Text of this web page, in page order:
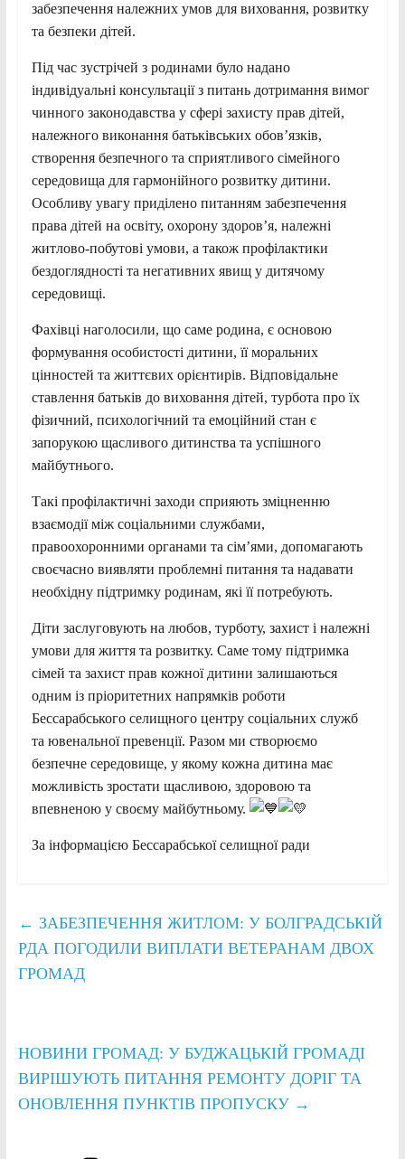
забезпечення належних умов для виховання, розвитку
та безпеки дітей.
Під час зустрічей з родинами було надано
індивідуальні консультації з питань дотримання вимог
чинного законодавства у сфері захисту прав дітей,
належного виконання батьківських обов’язків,
створення безпечного та сприятливого сімейного
середовища для гармонійного розвитку дитини.
Особливу увагу приділено питанням забезпечення
права дітей на освіту, охорону здоров’я, належні
житлово-побутові умови, а також профілактики
бездоглядності та негативних явищ у дитячому
середовищі.
Фахівці наголосили, що саме родина, є основою
формування особистості дитини, її моральних
цінностей та життєвих орієнтирів. Відповідальне
ставлення батьків до виховання дітей, турбота про їх
фізичний, психологічний та емоційний стан є
запорукою щасливого дитинства та успішного
майбутнього.
Такі профілактичні заходи сприяють зміцненню
взаємодії між соціальними службами,
правоохоронними органами та сім’ями, допомагають
своєчасно виявляти проблемні питання та надавати
необхідну підтримку родинам, які її потребують.
Діти заслуговують на любов, турботу, захист і належні
умови для життя та розвитку. Саме тому підтримка
сімей та захист прав кожної дитини залишаються
одним із пріоритетних напрямків роботи
Бессарабського селищного центру соціальних служб
та ювенальної превенції. Разом ми створюємо
безпечне середовище, у якому кожна дитина має
можливість зростати щасливою, здоровою та
впевненою у своєму майбутньому.
За інформацією Бессарабської селищної ради
← ЗАБЕЗПЕЧЕННЯ ЖИТЛОМ: У БОЛГРАДСЬКІЙ
РДА ПОГОДИЛИ ВИПЛАТИ ВЕТЕРАНАМ ДВОХ
ГРОМАД
НОВИНИ ГРОМАД: У БУДЖАЦЬКІЙ ГРОМАДІ
ВИРІШУЮТЬ ПИТАННЯ РЕМОНТУ ДОРІГ ТА
ОНОВЛЕННЯ ПУНКТІВ ПРОПУСКУ →